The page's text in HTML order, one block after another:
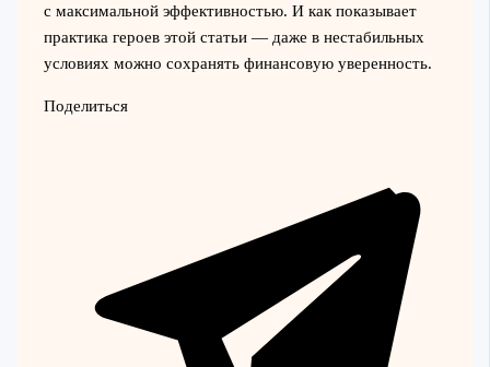
с максимальной эффективностью. И как показывает
практика героев этой статьи — даже в нестабильных
условиях можно сохранять финансовую уверенность.
Поделиться